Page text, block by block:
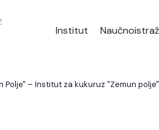
Institut
Polje" – Institut za kukuruz "Zemun polje"